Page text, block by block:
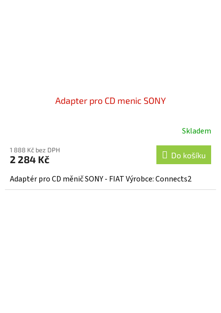
Adapter pro CD menic SONY
Skladem
1 888 Kč bez DPH
2 284 Kč Do košíku
Adaptér pro CD měnič SONY - FIAT Výrobce: Connects2